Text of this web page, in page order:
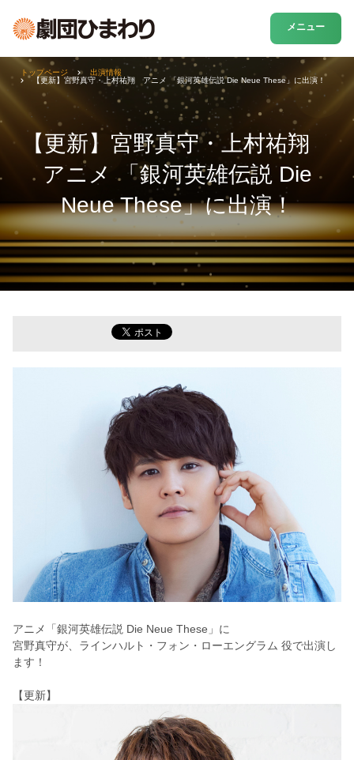
メニュー
【更新】宮野真守・上村祐翔
アニメ 「銀河英雄伝説 Die
Neue These」に出演！
トップページ
出演情報
【更新】宮野真守・上村祐翔 アニメ 「銀河英雄伝説 Die Neue These」に出演！
アニメ「銀河英雄伝説 Die Neue These」に
宮野真守が、ラインハルト・フォン・ローエングラム 役で出演し
ます！
【更新】